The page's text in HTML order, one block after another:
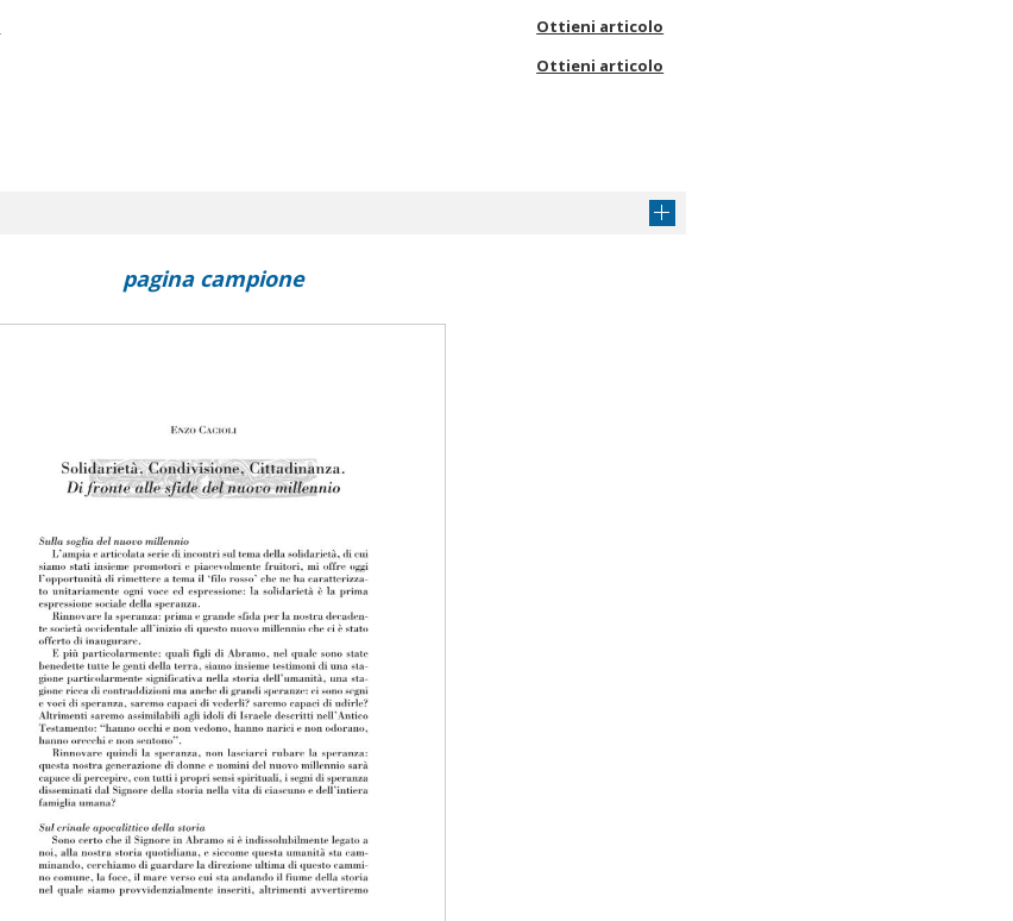
Ottieni articolo
Ottieni articolo
pagina campione